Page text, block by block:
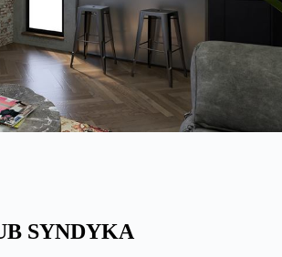
SYNDYKA